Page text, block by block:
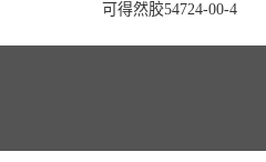
可得然胶54724-00-4